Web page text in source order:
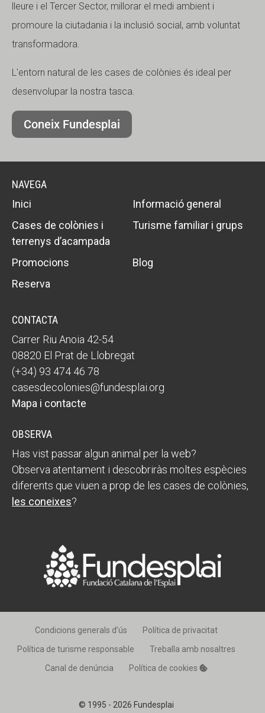
lleure i el Tercer Sector, millorar el medi ambient i
promoure la ciutadania i la inclusió social, amb voluntat
transformadora.
L'entorn natural de les cases de colònies és ideal per
desenvolupar la nostra tasca.
Coneix Fundesplai
NAVEGA
Inici
Informació general
Cases de colònies i
terrenys d’acampada
Turisme familiar i grups
Promocions
Blog
Reserva
CONTACTA
Carrer Riu Anoia 42-54
08820 El Prat de Llobregat
(+34) 93 474 46 78
casesdecolonies@fundesplai.org
Mapa i contacte
OBSERVA
Has vist passar algun animal per la web?
Observa atentament i descobriràs moltes espècies
diferents que viuen a prop de les cases de colònies,
les coneixes?
© 1995 - 2026 Fundesplai
Condicions generals d’ús
Política de privacitat
Política de turisme responsable
Treballa amb nosaltres
Canal de denúncia
Política de cookies